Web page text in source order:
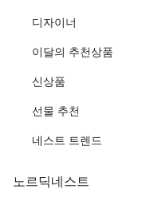
디자이너
이달의 추천상품
신상품
선물 추천
네스트 트렌드
노르딕네스트